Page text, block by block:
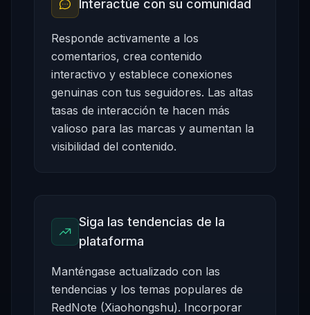
Interactúe con su comunidad
Responde activamente a los
comentarios, crea contenido
interactivo y establece conexiones
genuinas con tus seguidores. Las altas
tasas de interacción te hacen más
valioso para las marcas y aumentan la
visibilidad del contenido.
Siga las tendencias de la
plataforma
Manténgase actualizado con las
tendencias y los temas populares de
RedNote (Xiaohongshu). Incorporar